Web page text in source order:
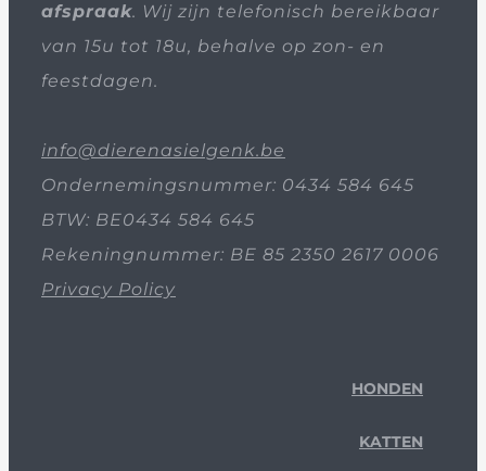
afspraak. Wij zijn telefonisch bereikbaar
van 15u tot 18u, behalve op zon- en
feestdagen.
info@dierenasielgenk.be
Ondernemingsnummer: 0434 584 645
BTW: BE0434 584 645
Rekeningnummer: BE 85 2350 2617 0006
Privacy Policy
HONDEN
KATTEN